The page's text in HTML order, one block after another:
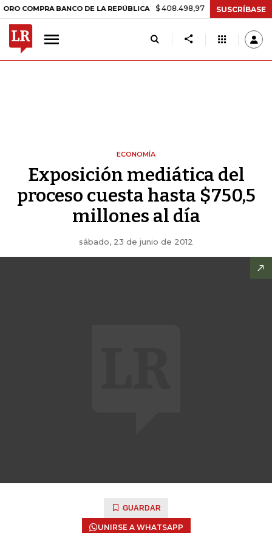
BANCO DE LA REPÚBLICA $ 408.498,97 +$ 8.753,81 +2,19%
SUSCRÍBASE
ECONOMÍA
Exposición mediática del
proceso cuesta hasta $750,5
millones al día
sábado, 23 de junio de 2012
GUARDAR
UNIRSE A WHATSAPP